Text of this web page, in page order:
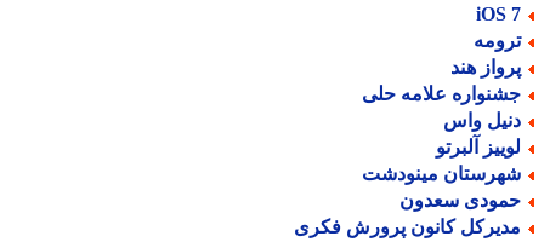
iOS
هند
علامه حلی
واس
آلبرتو
مینودشت
سعدون
کانون پرورش فکری